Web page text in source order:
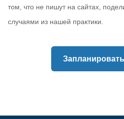
том, что не пишут на сайтах,
случаями из нашей практики.